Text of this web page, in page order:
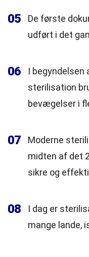
05
De første
udført i det
06
I begyndelsen
sterilisation
bevægelser i
07
Moderne
midten af det
sikre og
08
I dag er
mange lande,